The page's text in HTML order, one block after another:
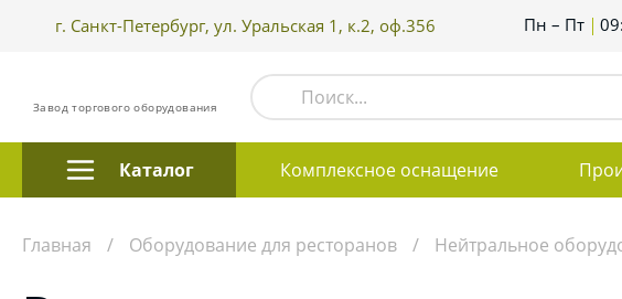
г. Санкт-Петербург, ул. Уральская 1, к.2, оф.356 Пн – Пт
Завод торгового оборудования
Каталог Комплексное оснащение
Главная Оборудование для ресторанов Нейтральное